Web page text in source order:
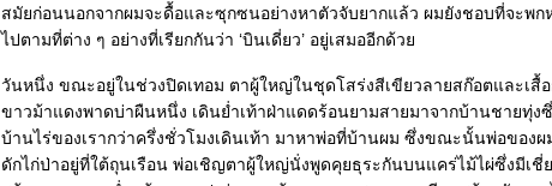
สมัยก่อนนอกจากผมจะดื้อและซุกซนอย่างหาตัวจับยากแล้ว ผมยังชอบที่จะพ
ไปตามที่ต่าง ๆ อย่างที่เรียกกันว่า ‘บินเดี่ยว’ อยู่เสมออีกด้ว
วันหนึ่ง ขณะอยู่ในช่วงปิดเทอม ตาผู้ใหญ่ในชุดโสร่งสีเขียวลายสก๊อตและเสื้
ขาวม้าแดงพาดบ่าผืนหนึ่ง เดินย่ำเท้าฝ่าแดดร้อนยามสายมาจากบ้านชายทุ่ง
บ้านไร่ของเรากว่าครึ่งชั่วโมงเดินเท้า มาหาพ่อที่บ้านผม ซึ่งขณะนั้นพ่อของผ
ดักไก่ป่าอยู่ที่ใต้ถุนเรือน พ่อเชิญตาผู้ใหญ่นั่งพูดคุยธุระกันบนแคร่ไม้ไผ่ซึ่งมีเชี่